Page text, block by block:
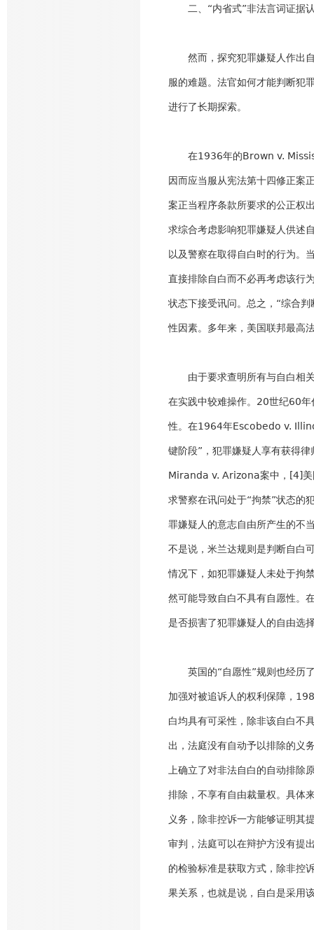
二、“内省式”非法言词证据认
然而，探究犯罪嫌疑人作出自
服的难题。法官如何才能判断犯
进行了长期探索。
在1936年的Brown v.
因而应当服从宪法第十四修正案
案正当程序条款所要求的公正权
求综合考虑影响犯罪嫌疑人供述
以及警察在取得自白时的行为。
直接排除自白而不必再考虑该行
状态下接受讯问。总之，“综合
性因素。多年来，美国联邦最高
由于要求查明所有与自白相关
在实践中较难操作。20世纪60年
性。在1964年Escobedo v.
键阶段”，犯罪嫌疑人享有获得
Miranda v. Arizona案中，[4]美
求警察在讯问处于“拘禁”状态的
罪嫌疑人的意志自由所产生的不
不是说，米兰达规则是判断自白
情况下，如犯罪嫌疑人未处于拘
然可能导致自白不具有自愿性。
是否损害了犯罪嫌疑人的自由选
英国的“自愿性”规则也经历了
加强对被追诉人的权利保障，
白均具有可采性，除非该自白不
出，法庭没有自动予以排除的义
上确立了对非法自白的自动排
排除，不享有自由裁量权。具体
义务，除非控诉一方能够证明其
审判，法庭可以在辩护方没有提
的检验标准是获取方式，除非控
果关系，也就是说，自白是采用